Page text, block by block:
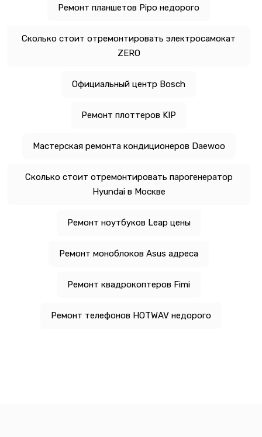
Ремонт планшетов Pipo недорого
Сколько стоит отремонтировать электросамокат
ZERO
Официальный центр Bosch
Ремонт плоттеров KIP
Мастерская ремонта кондиционеров Daewoo
Сколько стоит отремонтировать парогенератор
Hyundai в Москве
Ремонт ноутбуков Leap цены
Ремонт моноблоков Asus адреса
Ремонт квадрокоптеров Fimi
Ремонт телефонов HOTWAV недорого